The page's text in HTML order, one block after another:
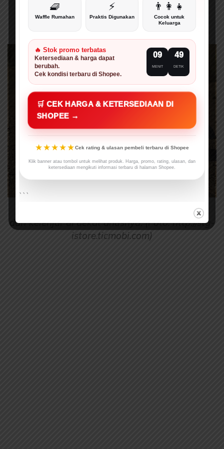
Bau yang dihasilkan oleh trenggiling berasal
dari kelenjar di dekat anusnya. (Foto: http://stg-
istore.ticmobi.com)
🧇
Waffle Rumahan
⚡
Praktis Digunakan
👨‍👩‍👧
Cocok untuk
Keluarga
🔥 Stok promo terbatas
Ketersediaan & harga dapat
berubah.
Cek kondisi terbaru di Shopee.
09
MENIT
48
DETIK
🛒 CEK HARGA & KETERSEDIAAN DI
SHOPEE →
★★★★★Cek rating & ulasan pembeli terbaru di Shopee
Klik banner atau tombol untuk melihat produk. Harga, promo, rating, ulasan, dan
ketersediaan mengikuti informasi terbaru di halaman Shopee.
```